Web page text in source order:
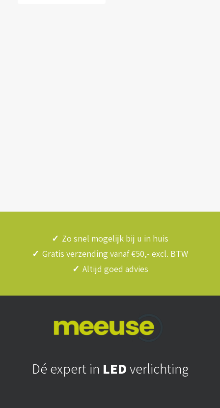
✓ Zo snel mogelijk bij u in huis
✓ Gratis verzending vanaf €50,- excl. BTW
✓ Altijd goed advies
Dé expert in LEDverlichting